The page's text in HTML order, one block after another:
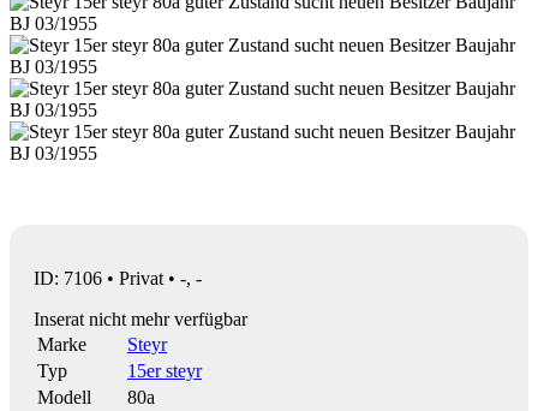
ID: 7106 • Privat • -, -
Inserat nicht mehr verfügbar
Marke
Steyr
Typ
15er steyr
Modell
80a